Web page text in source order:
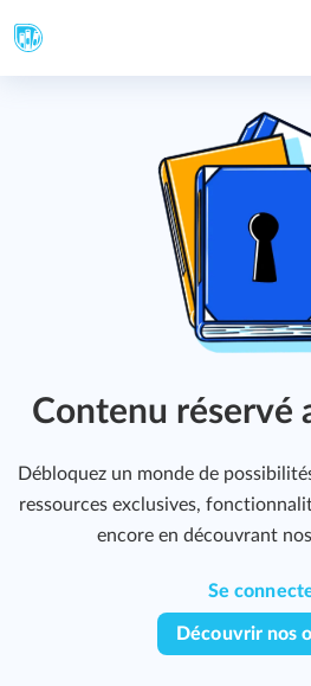
Contenu réservé
Débloquez un monde de
ressources exclusives,
encore en découvrant
Se
Découvrir nos